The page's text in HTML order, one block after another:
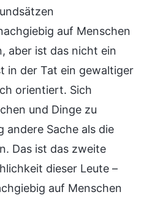
auf Menschen
aber ist das nicht ein
in der Tat ein gewaltiger
orientiert. Sich
und Dinge zu
andere Sache als die
Das ist das zweite
dieser Leute –
auf Menschen